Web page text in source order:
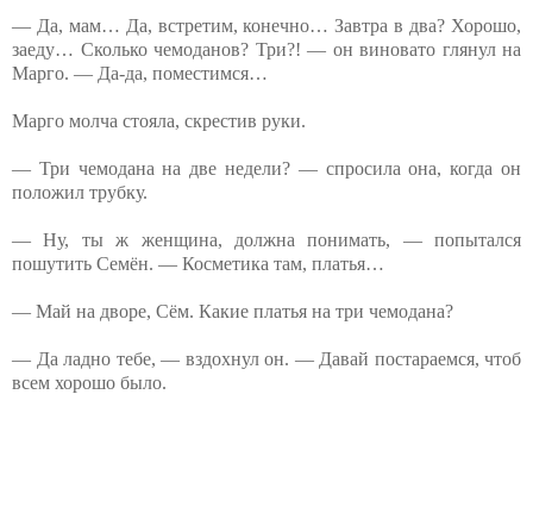
— Да, мам… Да, встретим, конечно… Завтра в два? Хорошо,
заеду… Сколько чемоданов? Три?! — он виновато глянул на
Марго. — Да-да, поместимся…
Марго молча стояла, скрестив руки.
— Три чемодана на две недели? — спросила она, когда он
положил трубку.
— Ну, ты ж женщина, должна понимать, — попытался
пошутить Семён. — Косметика там, платья…
— Май на дворе, Сём. Какие платья на три чемодана?
— Да ладно тебе, — вздохнул он. — Давай постараемся, чтоб
всем хорошо было.